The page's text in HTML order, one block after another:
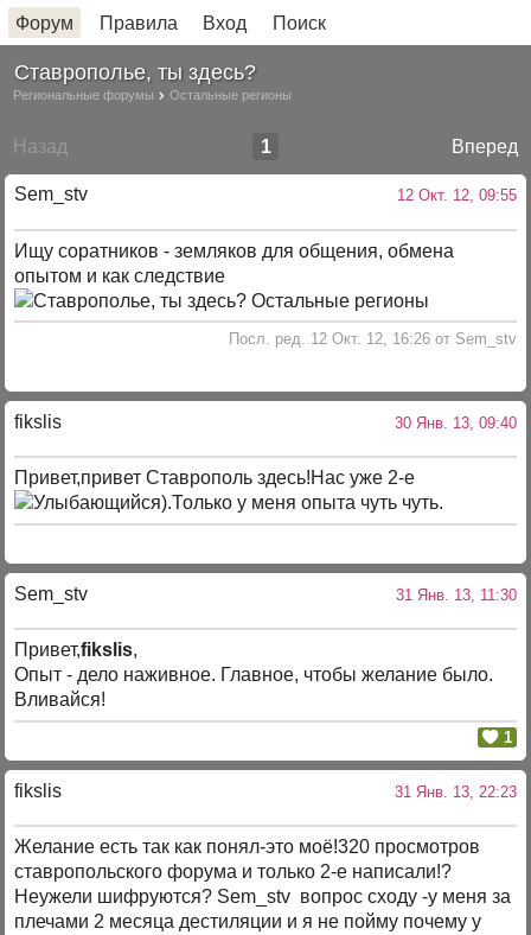
Форум Правила Вход Поиск
Ставрополье, ты здесь?
Региональные форумы Остальные регионы
Назад Вперед
1
Sem_stv 12 Окт. 12, 09:55
Ищу соратников - земляков для общения, обмена
опытом и как следствие
Посл. ред. 12 Окт. 12, 16:26 от Sem_stv
fikslis 30 Янв. 13, 09:40
Привет,привет Ставрополь здесь!Нас уже 2-е
).Только у меня опыта чуть чуть.
Sem_stv 31 Янв. 13, 11:30
Привет,fikslis,
Опыт - дело наживное. Главное, чтобы желание было.
Вливайся!
1
fikslis 31 Янв. 13, 22:23
Желание есть так как понял-это моё!320 просмотров
ставропольского форума и только 2-е написали!?
Неужели шифруются? Sem_stv вопрос сходу -у меня за
плечами 2 месяца дестиляции и я не пойму почему у